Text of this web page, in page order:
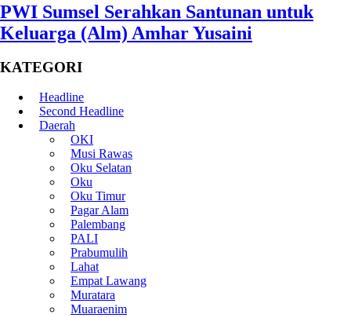
PWI Sumsel Serahkan Santunan untuk
Keluarga (Alm) Amhar Yusaini
KATEGORI
Headline
Second Headline
Daerah
OKI
Musi Rawas
Oku Selatan
Oku
Oku Timur
Pagar Alam
Palembang
PALI
Prabumulih
Lahat
Empat Lawang
Muratara
Muaraenim